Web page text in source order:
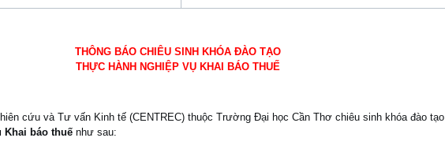
THÔNG BÁO CHIÊU SINH KHÓA ĐÀO TẠO
THỰC HÀNH NGHIỆP VỤ KHAI BÁO THUẾ
cứu và Tư vấn Kinh tế (CENTREC) thuộc Trường Đại học Cần Thơ chiêu sinh khóa đào tạo
Khai báo thuế như sau: